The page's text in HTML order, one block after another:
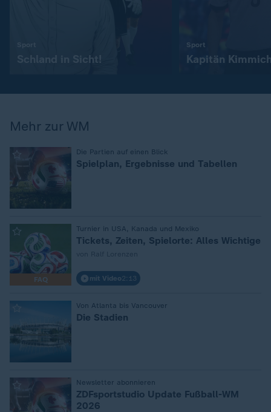
Schland in Sicht!
Sport
Kapitän
Mehr zur WM
Die Partien auf einen Blick
Spielplan, Ergebnisse und Tabellen
FAQ
Turnier in USA, Kanada und Mexiko
Tickets, Zeiten, Spielorte: Alles Wichtige
mit Video2:13
Von Atlanta bis Vancouver
Die Stadien
Newsletter abonnieren
ZDFsportstudio Update Fußball-WM
2026